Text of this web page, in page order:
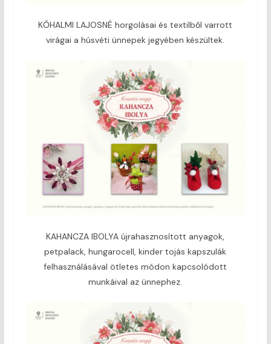
KŐHALMI LAJOSNÉ horgolásai és textilből varrott
virágai a húsvéti ünnepek jegyében készültek.
KAHANCZA IBOLYA újrahasznosított anyagok,
petpalack, hungarocell, kinder tojás kapszulák
felhasználásával ötletes módon kapcsolódott
munkáival az ünnephez.